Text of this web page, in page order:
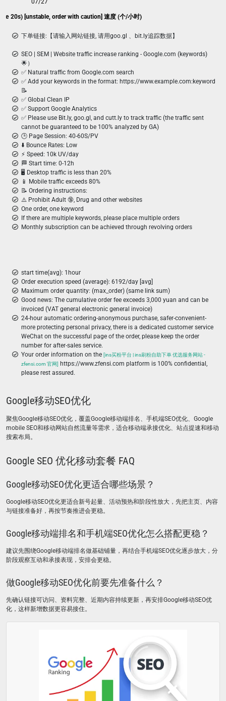
20s) [unstable, order with caution] 速度 (个/小时)
07/27
下单链接:【请输入网站链接, 请用goo.gl 、bit.ly追踪数据】
SEO | SEM | Website traffic increase ranking - Google.com (keywords)
🌟）
✅ Natural traffic from Google.com search
✅ Add your keywords in the format: https://www.example.com:keyword
📝
✅ Global Clean IP
✅ Support Google Analytics
✅ Please use Bit.ly, goo.gl, and cutt.ly to track traffic (the traffic sent
cannot be guaranteed to be 100% analyzed by GA)
🕒 Page Session: 40-60S/PV
⬇️ Bounce Rates: Low
⚡ Speed: 10k UV/day
🏁 Start time: 0-12h
🖥️ Desktop traffic is less than 20%
📱 Mobile traffic exceeds 80%
📝 Ordering instructions:
⚠️ Prohibit Adult 🔞, Drug and other websites
One order, one keyword
If there are multiple keywords, please place multiple orders
Monthly subscription can be achieved through revolving orders
start time(avg): 1hour
Order execution speed (average): 6192/day [avg]
Maximum order quantity: (max_order) (same link sum)
Good news: The cumulative order fee exceeds 3,000 yuan and can be
invoiced (VAT general electronic general invoice)
24-hour automatic ordering-anonymous purchase, safer-convenient-
more protecting personal privacy, there is a dedicated customer service
WeChat on the successful page of the order, please keep the order
number for after-sales service.
Your order information on the [ins买粉平台 | ins刷粉自助下单 优选服务网站 -
zfensi.com 官网]
https://www.zfensi.com platform is 100% confidential,
please rest assured.
Google移动SEO优化
聚焦Google移动SEO优化，覆盖Google移动端排名、手机端SEO优化、Google
mobile SEO和移动网站自然流量等需求，适合移动端承接优化、站点提速和移动
搜索布局。
Google SEO 优化移动套餐 FAQ
Google移动SEO优化更适合哪些场景？
Google移动SEO优化更适合新号起量、活动预热和阶段性放大，先把主页、内容
与链接准备好，再按节奏推进会更稳。
Google移动端排名和手机端SEO优化怎么搭配更稳？
建议先围绕Google移动端排名做基础铺量，再结合手机端SEO优化逐步放大，分
阶段观察互动和承接表现，安排会更稳。
做Google移动SEO优化前要先准备什么？
先确认链接可访问、资料完整、近期内容持续更新，再安排Google移动SEO优
化，这样新增数据更容易接住。